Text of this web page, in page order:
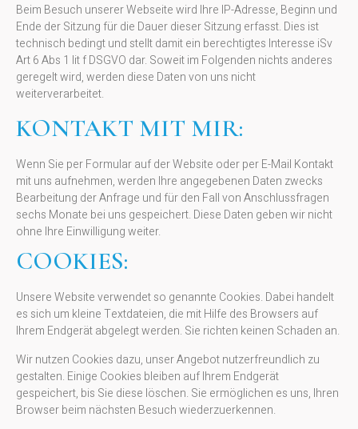
Beim Besuch unserer Webseite wird Ihre IP-Adresse, Beginn und
Ende der Sitzung für die Dauer dieser Sitzung erfasst. Dies ist
technisch bedingt und stellt damit ein berechtigtes Interesse iSv
Art 6 Abs 1 lit f DSGVO dar. Soweit im Folgenden nichts anderes
geregelt wird, werden diese Daten von uns nicht
weiterverarbeitet.
KONTAKT MIT MIR:
Wenn Sie per Formular auf der Website oder per E-Mail Kontakt
mit uns aufnehmen, werden Ihre angegebenen Daten zwecks
Bearbeitung der Anfrage und für den Fall von Anschlussfragen
sechs Monate bei uns gespeichert. Diese Daten geben wir nicht
ohne Ihre Einwilligung weiter.
COOKIES:
Unsere Website verwendet so genannte Cookies. Dabei handelt
es sich um kleine Textdateien, die mit Hilfe des Browsers auf
Ihrem Endgerät abgelegt werden. Sie richten keinen Schaden an.
Wir nutzen Cookies dazu, unser Angebot nutzerfreundlich zu
gestalten. Einige Cookies bleiben auf Ihrem Endgerät
gespeichert, bis Sie diese löschen. Sie ermöglichen es uns, Ihren
Browser beim nächsten Besuch wiederzuerkennen.